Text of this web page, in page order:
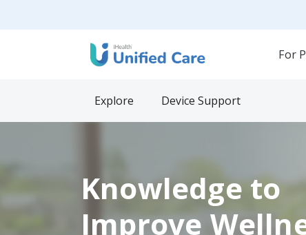
For
Explore Device Support
Knowledge to
Improve